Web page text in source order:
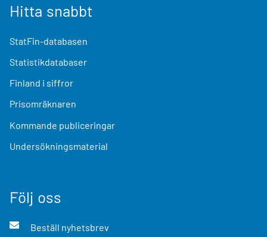
Hitta snabbt
StatFin-databasen
Statistikdatabaser
Finland i siffror
Prisomräknaren
Kommande publiceringar
Undersökningsmaterial
Följ oss
Beställ nyhetsbrev